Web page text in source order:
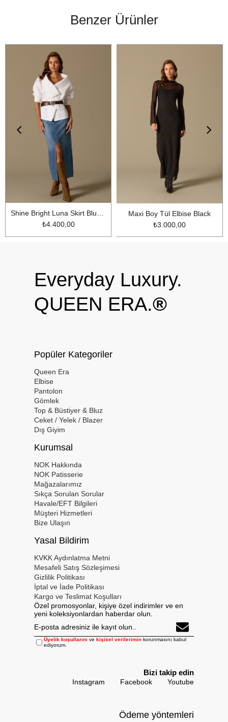
Benzer Ürünler
₺4.400,00
Maxi Boy Tül Elbise Black
₺3.000,00
Everyday Luxury.
QUEEN ERA.®
Popüler Kategoriler
Queen Era
Elbise
Pantolon
Gömlek
Top & Büstiyer & Bluz
Ceket / Yelek / Blazer
Dış Giyim
Kurumsal
NOK Hakkında
NOK Patisserie
Mağazalarımız
Sıkça Sorulan Sorular
Havale/EFT Bilgileri
Müşteri Hizmetleri
Bize Ulaşın
Yasal Bildirim
KVKK Aydınlatma Metni
Mesafeli Satış Sözleşimesi
Gizlilik Politikası
İptal ve İade Politikası
Kargo ve Teslimat Koşulları
Özel promosyonlar, kişiye özel indirimler ve en
yeni koleksiyonlardan haberdar olun.
Üyelik koşullarını ve kişisel verilerimin korunmasını kabul
ediyorum.
Bizi takip edin
Instagram Facebook Youtube
Ödeme yöntemleri